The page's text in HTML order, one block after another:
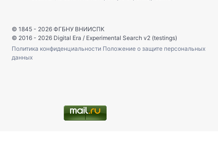
© 1845 - 2026 ФГБНУ ВНИИСПК
© 2016 - 2026 Digital Era / Experimental Search v2 (testings)
Политика конфиденциальности Положение о защите персональных
данных